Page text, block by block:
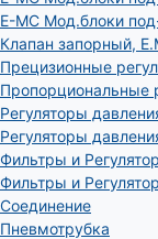
E-MC Мод.блоки
Клапан запорный,
Прецизионные
Пропорциональные
Регуляторы
Регуляторы
Фильтры и
Фильтры и
Соединение
Пневмотрубка